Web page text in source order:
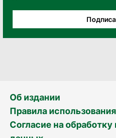
Об издании
Правила
Согласие на